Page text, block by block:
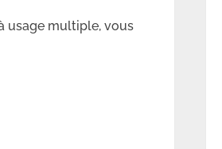
usage multiple, vous